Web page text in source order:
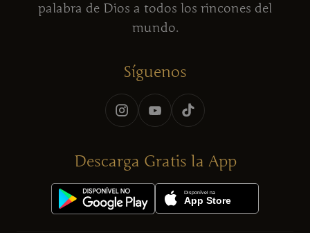
palabra de Dios a todos los rincones del
mundo.
Síguenos
Descarga Gratis la App